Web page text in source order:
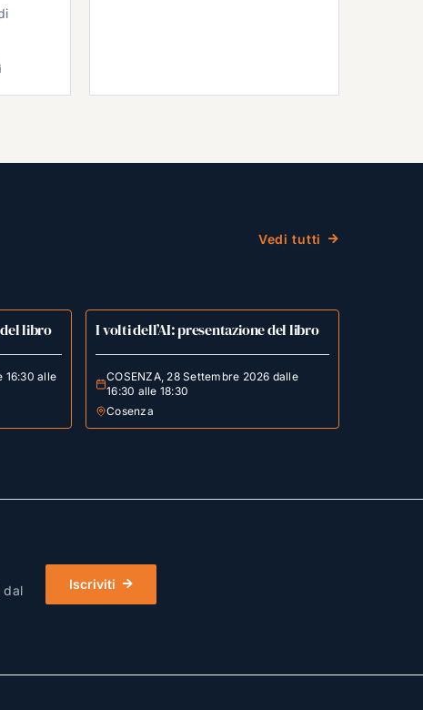
Vedi tutti
libro
16:30 alle
I volti dell’AI: presentazione del libro
COSENZA, 28 Settembre 2026 dalle
16:30 alle 18:30
Cosenza
dal
Iscriviti